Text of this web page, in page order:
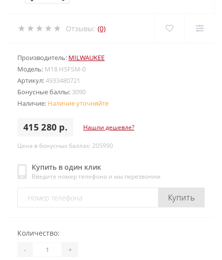
Отзывы: (0)
Производитель: MILWAUKEE
Модель: M18 HSFSM-0
Артикул:4933480721
Бонусные баллы: 3090
Наличие: Наличие уточняйте
415 280 р. Нашли дешевле?
Цена в бонусных баллах: 205990
Купить в один клик
Введите номер телефона и мы перезвоним
Купить
Количество:
- +